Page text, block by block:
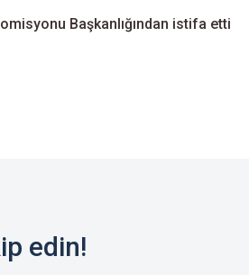
Başkanlığından istifa etti
edin!